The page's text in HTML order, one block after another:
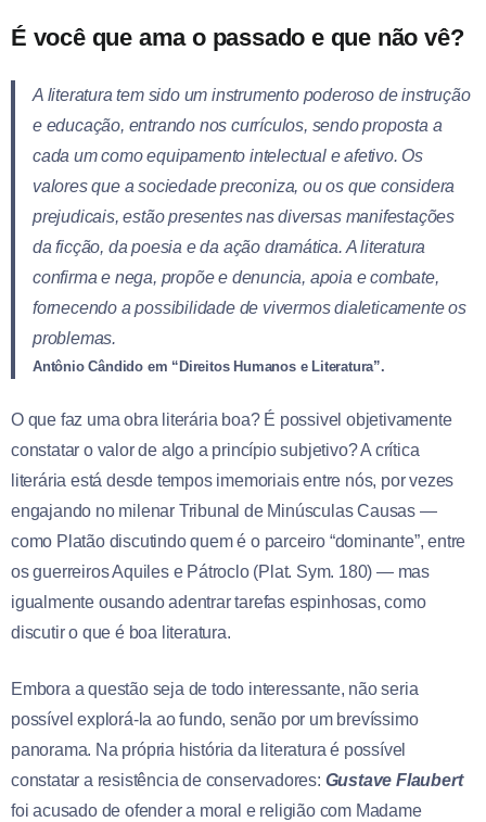
É você que ama o passado e que não vê?
A literatura tem sido um instrumento poderoso de instrução
e educação, entrando nos currículos, sendo proposta a
cada um como equipamento intelectual e afetivo. Os
valores que a sociedade preconiza, ou os que considera
prejudicais, estão presentes nas diversas manifestações
da ficção, da poesia e da ação dramática. A literatura
confirma e nega, propõe e denuncia, apoia e combate,
fornecendo a possibilidade de vivermos dialeticamente os
problemas.
Antônio Cândido em “Direitos Humanos e Literatura”.
O que faz uma obra literária boa? É possivel objetivamente
constatar o valor de algo a princípio subjetivo? A crítica
literária está desde tempos imemoriais entre nós, por vezes
engajando no milenar Tribunal de Minúsculas Causas —
como Platão discutindo quem é o parceiro “dominante”, entre
os guerreiros Aquiles e Pátroclo (Plat. Sym. 180) — mas
igualmente ousando adentrar tarefas espinhosas, como
discutir o que é boa literatura.
Embora a questão seja de todo interessante, não seria
possível explorá-la ao fundo, senão por um brevíssimo
panorama. Na própria história da literatura é possível
constatar a resistência de conservadores: Gustave Flaubert
foi acusado de ofender a moral e religião com Madame